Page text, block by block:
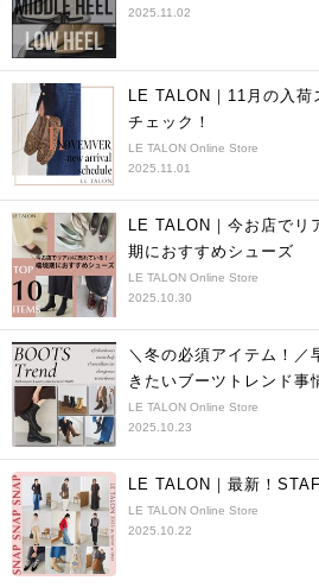
2025.11.02
LE TALON｜11月の入荷
チェック！
LE TALON Online Store
2025.11.01
LE TALON｜今お店でリ
期におすすめシューズ
LE TALON Online Store
2025.10.30
＼冬の必須アイテム！／
きたいブーツトレンド事
LE TALON Online Store
2025.10.23
LE TALON｜最新！
LE TALON Online Store
2025.10.22